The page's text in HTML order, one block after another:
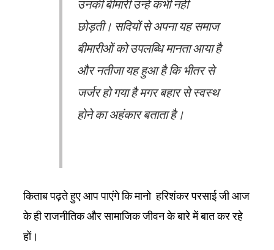
उनकी बीमारी उन्हें कभी नहीं
छोड़ती। सदियों से अपना यह समाज
बीमारीओं को उपलब्धि मानता आया है
और नतीजा यह हुआ है कि भीतर से
जर्जर हो गया है मगर बहार से स्वस्थ
होने का अहंकार बताता है।
किताब पढ़ते हुए आप पाएंगे कि मानो हरिशंकर परसाई जी आज
के ही राजनीतिक और सामाजिक जीवन के बारे में बात कर रहे
हों।